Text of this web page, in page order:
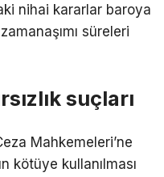
nihai kararlar baroya
süreleri
suçları
Mahkemeleri’ne
kötüye kullanılması